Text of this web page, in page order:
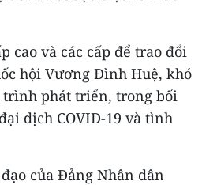
cao và các cấp để trao đổi
hội Vương Đình Huệ, khó
trình phát triển, trong bối
dịch COVID-19 và tình
của Đảng Nhân dân